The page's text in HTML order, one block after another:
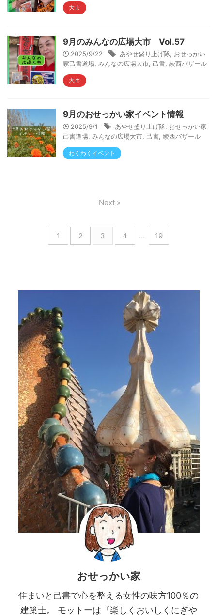
大市
9月のみんなの広場大市 Vol.57
2025/9/22 あやせ盛り上げ隊
おせっかい
家己書道場 みんなの広場大市 己書 綾西バザール
大市
9月のおせっかい家イベント情報
2025/9/1 あやせ盛り上げ隊
おせっかい家
己書道場 みんなの広場大市 己書 綾西バザール
わくわくイベント
1 2 3 4 … 19
Next »
おせっかい家
住まいと己書で心を整える女性の味方100％の
建築士。 モットーは『楽しくおいしくにぎや